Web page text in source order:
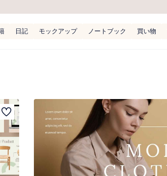
日記 モックアップ ノートブック 買い物